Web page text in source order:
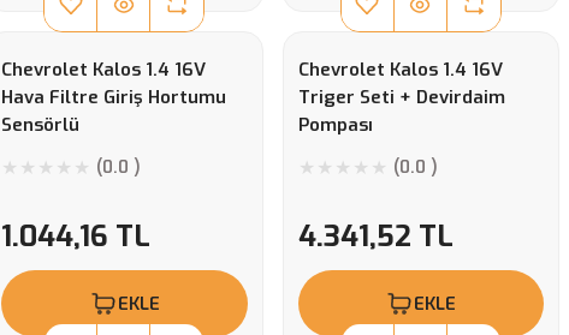
Chevrolet Kalos 1.4 16V
Hava Filtre Giriş Hortumu
Sensörlü
(0.0 )
1.044,16 TL
EKLE
Chevrolet Kalos 1.4 16V
Triger Seti + Devirdaim
Pompası
(0.0 )
4.341,52 TL
EKLE